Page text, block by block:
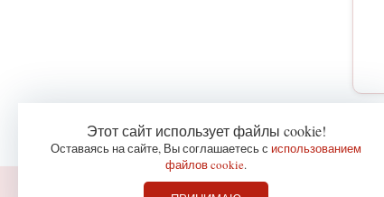
Этот сайт использует файлы cookie!
Оставаясь на сайте, Вы соглашаетесь с использованием
файлов cookie.